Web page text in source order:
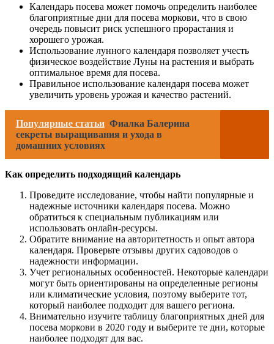
Календарь посева может помочь определить наиболее
благоприятные дни для посева моркови, что в свою
очередь повысит риск успешного прорастания и
хорошего урожая.
Использование лунного календаря позволяет учесть
физическое воздействие Луны на растения и выбрать
оптимальное время для посева.
Правильное использование календаря посева может
увеличить уровень урожая и качество растений.
Популярные статьи Фиалка Балерина
секреты выращивания и ухода в
домашних условиях
Как определить подходящий календарь
Проведите исследование, чтобы найти популярные и
надежные источники календаря посева. Можно
обратиться к специальным публикациям или
использовать онлайн-ресурсы.
Обратите внимание на авторитетность и опыт автора
календаря. Проверьте отзывы других садоводов о
надежности информации.
Учет региональных особенностей. Некоторые календари
могут быть ориентированы на определенные регионы
или климатические условия, поэтому выберите тот,
который наиболее подходит для вашего региона.
Внимательно изучите таблицу благоприятных дней для
посева моркови в 2020 году и выберите те дни, которые
наиболее подходят для вас.